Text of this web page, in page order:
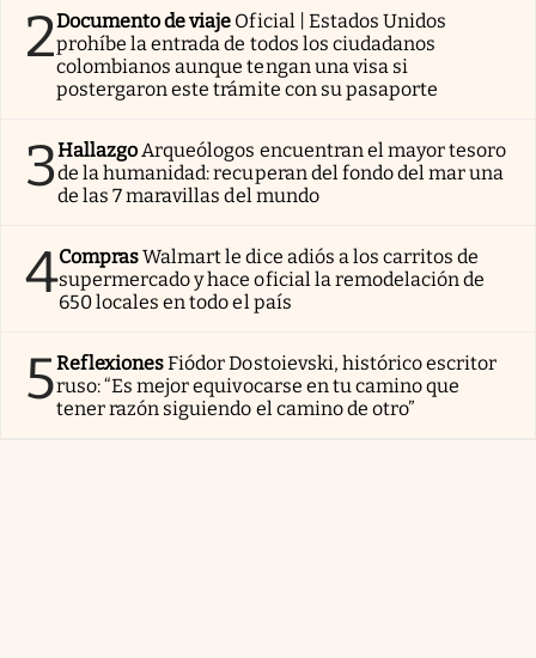
2Documento de viaje Oficial | Estados Unidos
prohíbe la entrada de todos los ciudadanos
colombianos aunque tengan una visa si
postergaron este trámite con su pasaporte
3HallazgoArqueólogos encuentran el mayor tesoro
de la humanidad: recuperan del fondo del mar una
de las 7 maravillas del mundo
4ComprasWalmart le dice adiós a los carritos de
supermercado y hace oficial la remodelación de
650 locales en todo el país
5ReflexionesFiódor Dostoievski, histórico escritor
ruso: “Es mejor equivocarse en tu camino que
tener razón siguiendo el camino de otro”